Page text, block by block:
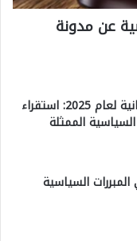
عن مدونة
خارطة الانتخابات البرلمانية لعام 2025: استقراء
الممثلة
السياسية